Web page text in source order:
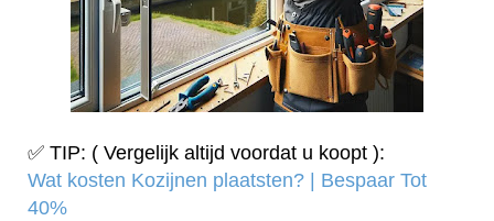
✅ TIP: ( Vergelijk altijd voordat u koopt ):
Wat kosten Kozijnen plaatsten? | Bespaar Tot
40%‎